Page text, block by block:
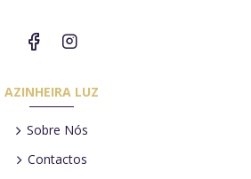
AZINHEIRA LUZ
Sobre Nós
Contactos